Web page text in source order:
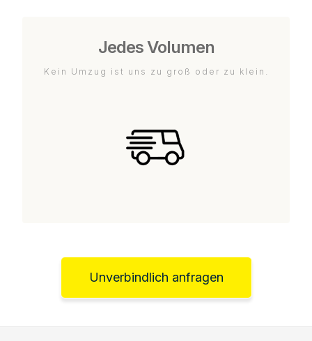
Jedes Volumen
Kein Umzug ist uns zu groß oder zu klein.
Unverbindlich anfragen